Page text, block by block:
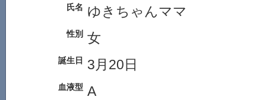
氏名 ゆきちゃんママ
性別 女
誕生日 3月20日
血液型 A